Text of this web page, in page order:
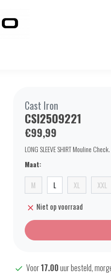
Cast Iron
CSI2509221
€99,99
LONG SLEEVE SHIRT Mouline Check.
Maat:
M L XL XXL
Niet op voorraad
Voor17.00uur besteld,